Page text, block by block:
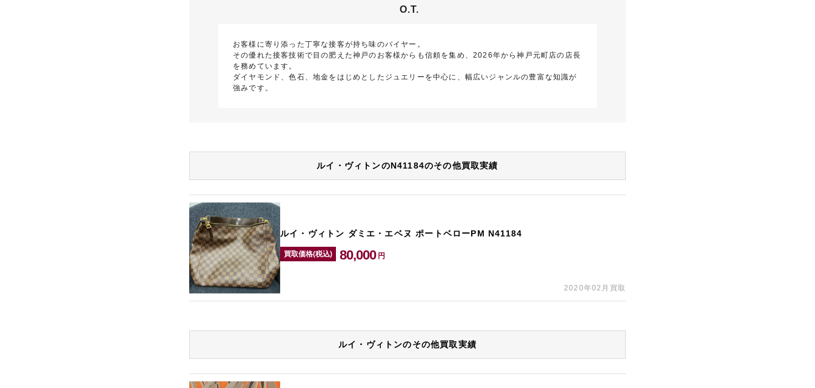
O.T.
お客様に寄り添った丁寧な接客が持ち味のバイヤー。
その優れた接客技術で目の肥えた神戸のお客様からも信頼を集め、2026年から神戸元町店の店長
を務めています。
ダイヤモンド、色石、地金をはじめとしたジュエリーを中心に、幅広いジャンルの豊富な知識が
強みです。
ルイ・ヴィトンのN41184のその他買取実績
ルイ・ヴィトン ダミエ・エベヌ ポートベローPM N41184
買取価格(税込) 80,000 円
2020年02月買取
ルイ・ヴィトンのその他買取実績